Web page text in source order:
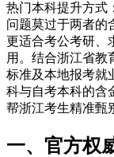
热门本科提升方式
问题莫过于两者的
更适合考公考研、
用。结合浙江省教
标准及本地报考就
科与自考本科的含
帮浙江考生精准甄
一、官方权